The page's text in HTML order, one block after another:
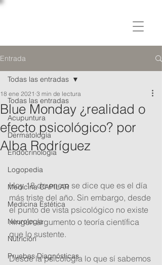
Entrada
Todas las entradas
Acupuntura
Dermatología
Endocrinología
Logopedia
Medicina CAPILAR
Medicina Estética
Neurología
Nutrición
Pruebas Diagnósticas
Todas las entradas
Blue Monday ¿realidad o
efecto psicológico? por
Alba Rodríguez
18 ene 2021 3 min de lectura
Hoy 18 de enero se dice que es el día
más triste del año. Sin embargo, desde
el punto de vista psicológico no existe
ningún argumento o teoría científica
que lo sustente.
Desde la psicología lo que sí sabemos